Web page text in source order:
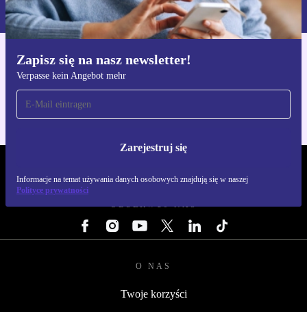
Zapisz się na nasz newsletter!
Verpasse kein Angebot mehr
Zarejestruj się
Informacje na temat używania danych osobowych znajdują się w naszej
Polityce prywatności
naszej
Polityce prywatności
Pobierz aplikację refurbed
Dla iOS i Android
OBSERWUJ NAS
O NAS
Twoje korzyści